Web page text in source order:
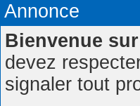
Annonce
Bienvenue
devez
signaler tout